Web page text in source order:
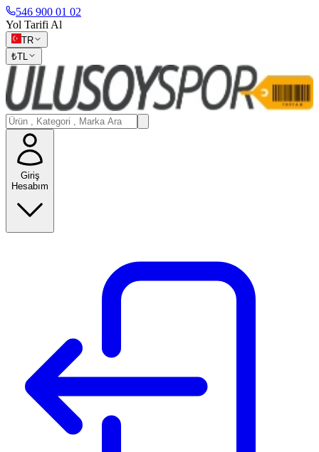
546 900 01 02
Yol Tarifi Al
TR
₺TL
Giriş
Hesabım